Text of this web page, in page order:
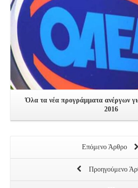
Όλα τα νέα προγράμματα ανέργων
2016
Επόμενο Άρθρο
Προηγούμενο